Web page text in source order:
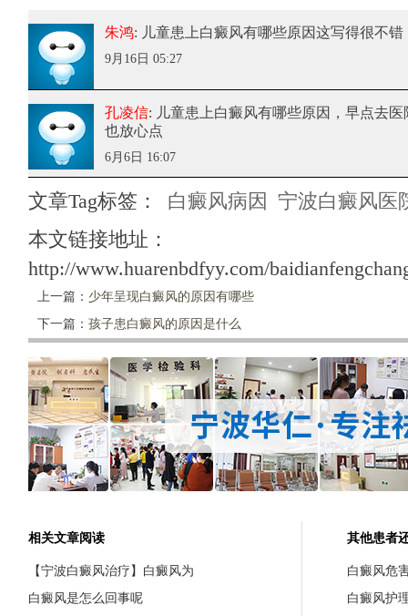
朱鸿: 儿童患上白癜风有哪些原因这写得很不错
9月16日 05:27
孔凌信: 儿童患上白癜风有哪些原因 ，早点去
也放心点
6月6日 16:07
文章Tag标签： 白癜风病因 宁波白癜风医
本文链接地址：
http://www.huarenbdfyy.com/
上一篇： 少年呈现白癜风的原因有哪些
下一篇： 孩子患白癜风的原因是什么
相关文章阅读
【宁波白癜风治疗】白癜风为
白癜风是怎么回事呢
其他患者
白癜风危
白癜风护